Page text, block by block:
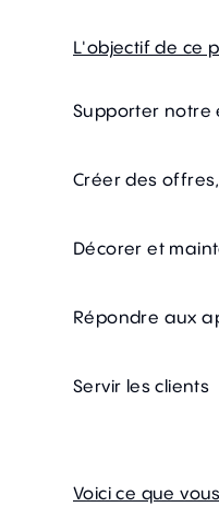
L'objectif de ce
Supporter notre
Créer des
Décorer et
Répondre aux
Servir les clients
Voici ce que